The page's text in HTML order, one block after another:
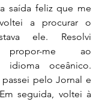
saída feliz que me
a procurar o
ele. Resolvi
propor-me ao
idioma oceânico.
pelo Jornal e
seguida, voltei à